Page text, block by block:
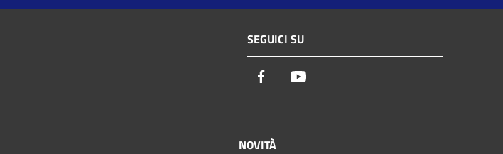
SEGUICI SU
Facebook
NOVITÀ